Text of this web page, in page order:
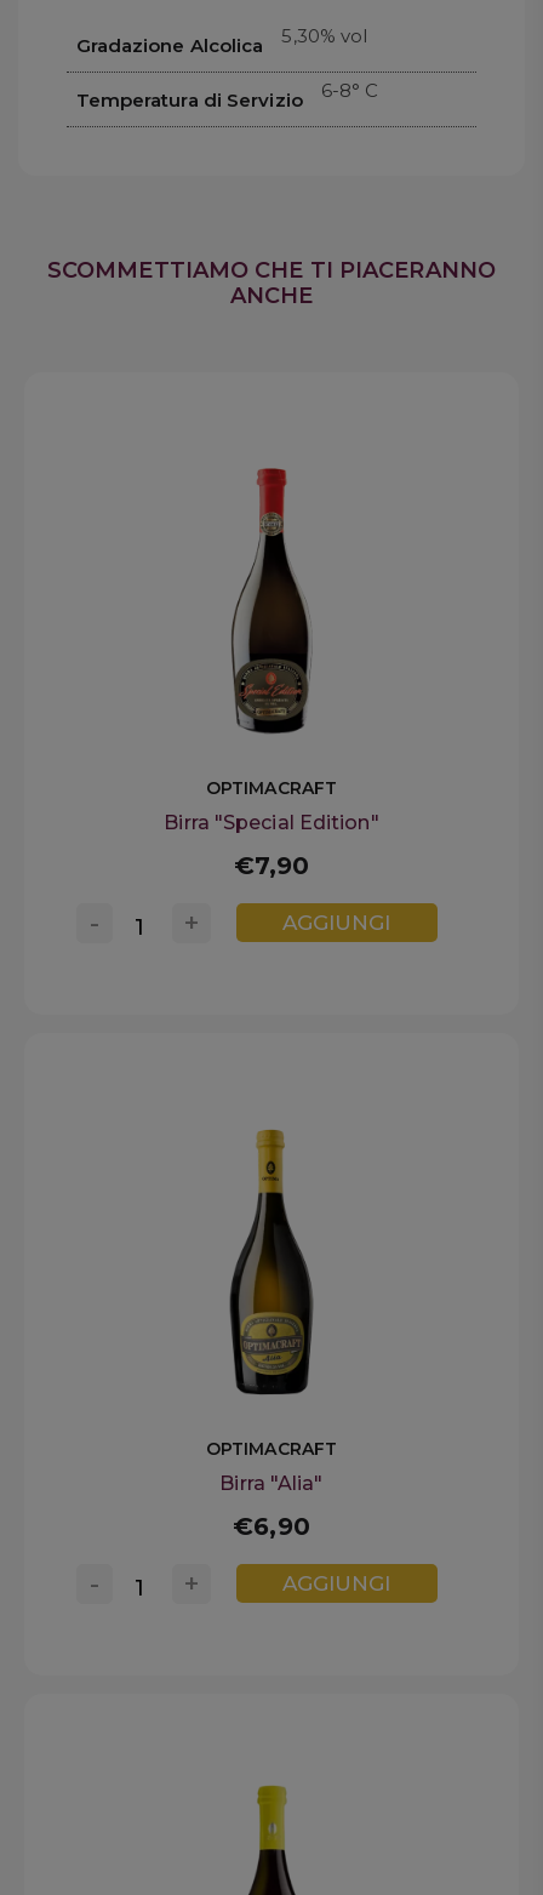
Gradazione Alcolica 5,30% vol
Temperatura di Servizio 6-8° C
SCOMMETTIAMO CHE TI PIACERANNO
ANCHE
OPTIMACRAFT
Birra "Special Edition"
€7,90
+
- AGGIUNGI
OPTIMACRAFT
Birra "Alia"
€6,90
+
- AGGIUNGI